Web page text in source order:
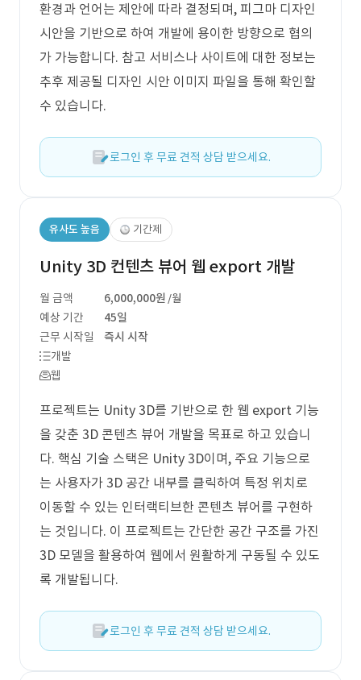
환경과 언어는 제안에 따라 결정되며, 피그마 디자인
시안을 기반으로 하여 개발에 용이한 방향으로 협의
가 가능합니다. 참고 서비스나 사이트에 대한 정보는
추후 제공될 디자인 시안 이미지 파일을 통해 확인할
수 있습니다.
로그인 후 무료 견적 상담 받으세요.
유사도 높음 기간제
Unity 3D 컨텐츠 뷰어 웹 export 개발
월 금액 6,000,000원 /월
예상 기간
45일
근무 시작일
즉시 시작
개발
웹
프로젝트는 Unity 3D를 기반으로 한 웹 export 기능
을 갖춘 3D 콘텐츠 뷰어 개발을 목표로 하고 있습니
다. 핵심 기술 스택은 Unity 3D이며, 주요 기능으로
는 사용자가 3D 공간 내부를 클릭하여 특정 위치로
이동할 수 있는 인터랙티브한 콘텐츠 뷰어를 구현하
는 것입니다. 이 프로젝트는 간단한 공간 구조를 가진
3D 모델을 활용하여 웹에서 원활하게 구동될 수 있도
록 개발됩니다.
로그인 후 무료 견적 상담 받으세요.